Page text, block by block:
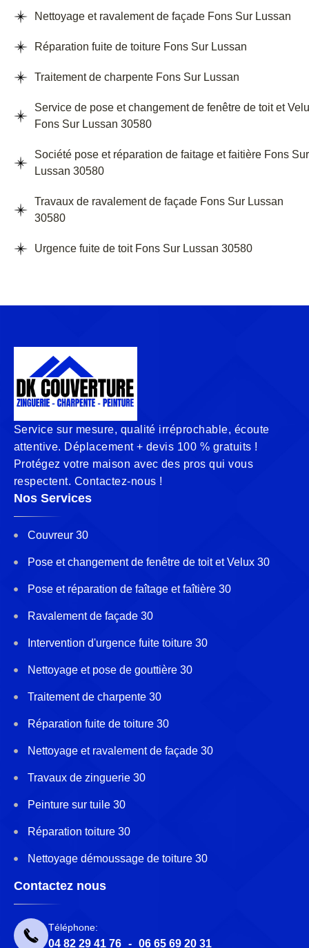
Nettoyage et ravalement de façade Fons Sur Lussan
Réparation fuite de toiture Fons Sur Lussan
Traitement de charpente Fons Sur Lussan
Service de pose et changement de fenêtre de toit et
Fons Sur Lussan 30580
Société pose et réparation de faitage et faitière Fons Sur
Lussan 30580
Travaux de ravalement de façade Fons Sur Lussan
30580
Urgence fuite de toit Fons Sur Lussan 30580
Service sur mesure, qualité irréprochable, écoute
attentive. Déplacement + devis 100 % gratuits !
Protégez votre maison avec des pros qui vous
respectent. Contactez-nous !
Nos Services
Couvreur 30
Pose et changement de fenêtre de toit et Velux 30
Pose et réparation de faîtage et faîtière 30
Ravalement de façade 30
Intervention d'urgence fuite toiture 30
Nettoyage et pose de gouttière 30
Traitement de charpente 30
Réparation fuite de toiture 30
Nettoyage et ravalement de façade 30
Travaux de zinguerie 30
Peinture sur tuile 30
Réparation toiture 30
Nettoyage démoussage de toiture 30
Contactez nous
Téléphone:
04 82 29 41 76 - 06 65 69 20 31